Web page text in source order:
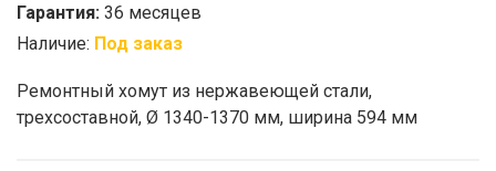
Гарантия: 36 месяцев
Наличие: Под заказ
Стоимость
Ремонтный хомут из нержавеющей стали,
трехсоставной, Ø 1340-1370 мм, ширина 594 мм